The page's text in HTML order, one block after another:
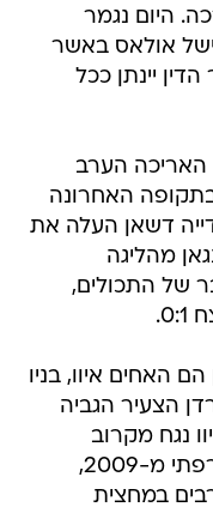
היום נגמר
אולאס באשר
יינתן ככל
האריכה הערב
האחרונה
דשאן העלה את
מהליגה
של התכולים,
האחים איוו, בניו
הצעיר הגביה
איוו נגח מקרוב
פנימה. גנגאן, מחזיקת הגביע הצרפתי מ-2009,
במחצית